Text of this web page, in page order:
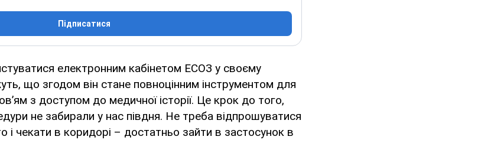
Підписатися
електронним кабінетом ЕСОЗ у своєму
що згодом він стане повноцінним інструментом для
з доступом до медичної історії. Це крок до того,
не забирали у нас півдня. Не треба відпрошуватися
і чекати в коридорі – достатньо зайти в застосунок в